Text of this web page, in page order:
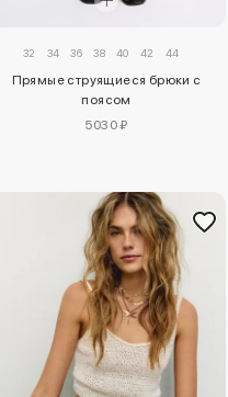
32 34 36 38 40 42 44
Прямые струящиеся брюки с
поясом
5030 ₽